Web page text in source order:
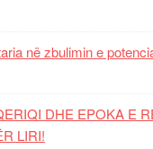
në zbulimin e
DHE EPOKA E
LIRI!